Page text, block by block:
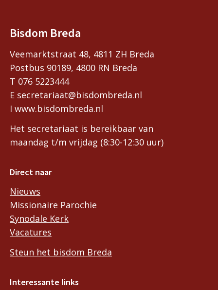
Bisdom Breda
Veemarktstraat 48, 4811 ZH Breda
Postbus 90189, 4800 RN Breda
T 076 5223444
E secretariaat@bisdombreda.nl
I www.bisdombreda.nl
Het secretariaat is bereikbaar van
maandag t/m vrijdag (8:30-12:30 uur)
Direct naar
Nieuws
Missionaire Parochie
Synodale Kerk
Vacatures
Steun het bisdom Breda
Interessante links